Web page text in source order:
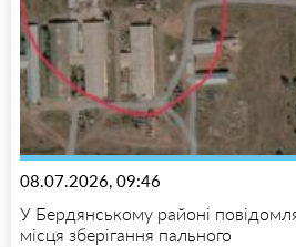
08.07.2026, 09:46
У Бердянському районі
місця зберігання пального